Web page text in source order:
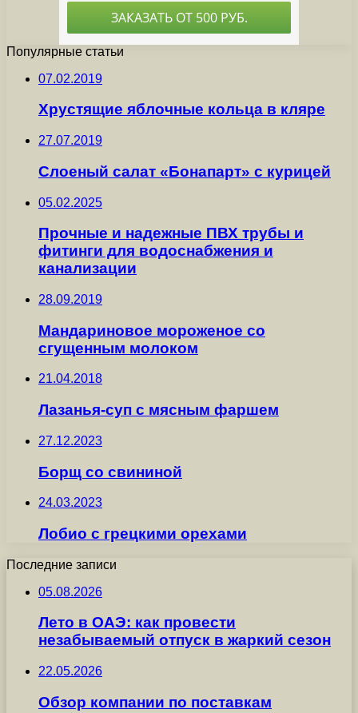
Популярные статьи
07.02.2019
Хрустящие яблочные кольца в кляре
27.07.2019
Слоеный салат «Бонапарт» с курицей
05.02.2025
Прочные и надежные ПВХ трубы и
фитинги для водоснабжения и
канализации
28.09.2019
Мандариновое мороженое со
сгущенным молоком
21.04.2018
Лазанья-суп с мясным фаршем
27.12.2023
Борщ со свининой
24.03.2023
Лобио с грецкими орехами
Последние записи
05.08.2026
Лето в ОАЭ: как провести
незабываемый отпуск в жаркий сезон
22.05.2026
Обзор компании по поставкам